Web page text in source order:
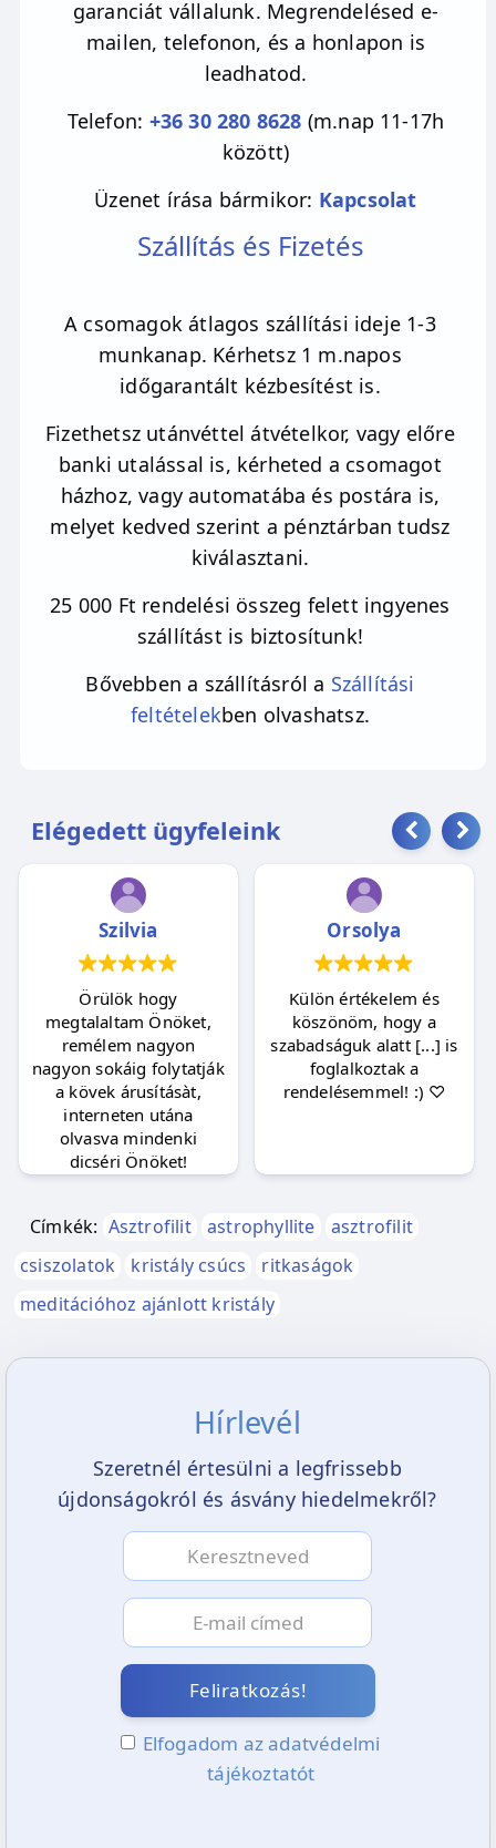
védelmezője, segítheti a biztonságos
navigációt a testen kívüli utazásokkor az arra
képes és nyitott embereknek. Az asztrofilit
üzenete: fogadd be a világegyetem
Az asztrofilit akkor kell neked
· ha a saját utad keresed
· ha az érzelmeid szeretnéd letisztázni
· ha szembe szeretnél nézni félelmeiddel
Az asztrofilit segítségedre lehet
· amikor önfeloldozásra van szükséged
· amikor kezd rajtad eluralkodni a
· amikor dolgozni szeretnél magadon
· amikor felelősséget kell vállalnod
garanciát vállalunk. Megrendelésed e-
mailen, telefonon, és a honlapon is
leadhatod.
Telefon: +36 30 280 8628 (m.nap 11-17h
között)
Üzenet írása bármikor: Kapcsolat
Szállítás és Fizetés
A csomagok átlagos szállítási ideje 1-3
munkanap. Kérhetsz 1 m.napos
időgarantált kézbesítést is.
Fizethetsz utánvéttel átvételkor, vagy előre
banki utalással is, kérheted a csomagot
házhoz, vagy automatába és postára is,
melyet kedved szerint a pénztárban tudsz
kiválasztani.
25 000 Ft rendelési összeg felett ingyenes
szállítást is biztosítunk!
Bővebben a szállításról a Szállítási
feltételekben olvashatsz.
Elégedett ügyfeleink
Szilvia
Örülök hogy
megtalaltam Önöket,
remélem nagyon
nagyon sokáig folytatják
a kövek árusításàt,
interneten utána
olvasva mindenki
dicséri Önöket!
Orsolya
Külön értékelem és
köszönöm, hogy a
szabadságuk alatt [...] is
foglalkoztak a
rendelésemmel! :) ♡
Címkék: Asztrofilit astrophyllite
asztrofilit
csiszolatok
kristály csúcs
ritkaságok
meditációhoz ajánlott kristály
Hírlevél
Szeretnél értesülni a legfrissebb
újdonságokról és ásvány hiedelmekről?
Feliratkozás!
Elfogadom az adatvédelmi
tájékoztatót